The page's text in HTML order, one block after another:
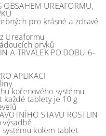
OBSAHEM UREAFORMU,
pro krásné a zdravé
Ureaformu
prvků
A TRVALEK PO DOBU 6–
APLIKACI
kořenového systému
každé tablety je 10 g
STAVU ROSTLIN
kolem tablet